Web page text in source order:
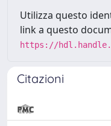
Utilizza questo
link a questo
https://
Citazioni